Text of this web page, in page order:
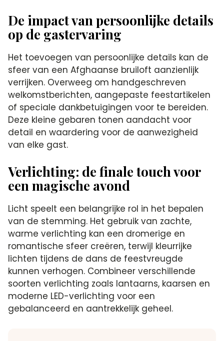
De impact van persoonlijke details
op de gastervaring
Het toevoegen van persoonlijke details kan de
sfeer van een Afghaanse bruiloft aanzienlijk
verrijken. Overweeg om handgeschreven
welkomstberichten, aangepaste feestartikelen
of speciale dankbetuigingen voor te bereiden.
Deze kleine gebaren tonen aandacht voor
detail en waardering voor de aanwezigheid
van elke gast.
Verlichting: de finale touch voor
een magische avond
Licht speelt een belangrijke rol in het bepalen
van de stemming. Het gebruik van zachte,
warme verlichting kan een dromerige en
romantische sfeer creëren, terwijl kleurrijke
lichten tijdens de dans de feestvreugde
kunnen verhogen. Combineer verschillende
soorten verlichting zoals lantaarns, kaarsen en
moderne LED-verlichting voor een
gebalanceerd en aantrekkelijk geheel.